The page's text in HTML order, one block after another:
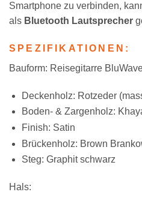
Smartphone zu verbinden,
als Bluetooth Lautsprecher
SPEZIFIKATIONEN:
Bauform: Reisegitarre
Deckenholz: Rotzeder
Boden- & Zargenholz:
Finish: Satin
Brückenholz: Brown
Steg: Graphit schwarz
Hals: